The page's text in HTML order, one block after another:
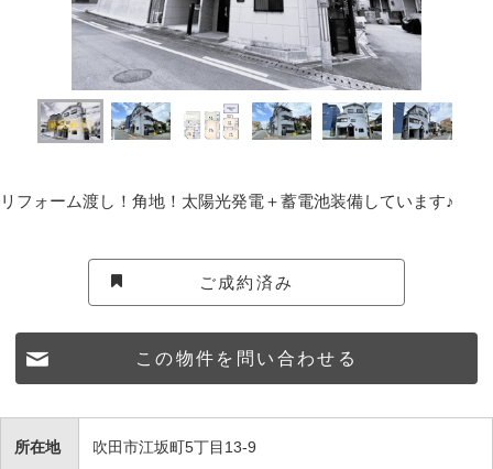
リフォーム渡し！角地！太陽光発電＋蓄電池装備しています♪
ご成約済み
この物件を問い合わせる
所在地 吹田市江坂町5丁目13-9